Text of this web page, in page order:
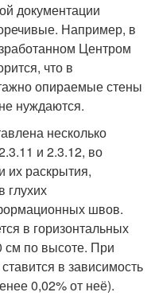
документации
Например, в
Центром
что в
опираемые стены
нуждаются.
несколько
и 2.3.12, во
их раскрытия,
глухих
швов.
в горизонтальных
по высоте. При
в зависимость
0,02% от неё).